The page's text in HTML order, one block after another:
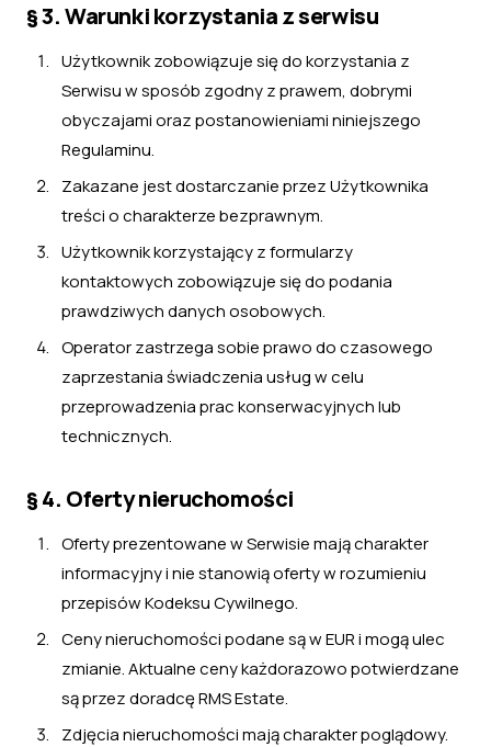
§ 3. Warunki korzystania z serwisu
Użytkownik zobowiązuje się do korzystania z
Serwisu w sposób zgodny z prawem, dobrymi
obyczajami oraz postanowieniami niniejszego
Regulaminu.
Zakazane jest dostarczanie przez Użytkownika
treści o charakterze bezprawnym.
Użytkownik korzystający z formularzy
kontaktowych zobowiązuje się do podania
prawdziwych danych osobowych.
Operator zastrzega sobie prawo do czasowego
zaprzestania świadczenia usług w celu
przeprowadzenia prac konserwacyjnych lub
technicznych.
§ 4. Oferty nieruchomości
Oferty prezentowane w Serwisie mają charakter
informacyjny i nie stanowią oferty w rozumieniu
przepisów Kodeksu Cywilnego.
Ceny nieruchomości podane są w EUR i mogą ulec
zmianie. Aktualne ceny każdorazowo potwierdzane
są przez doradcę RMS Estate.
Zdjęcia nieruchomości mają charakter poglądowy.